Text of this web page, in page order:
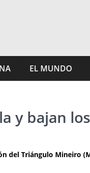
EL MUNDO
y bajan los
del Triángulo Mineiro